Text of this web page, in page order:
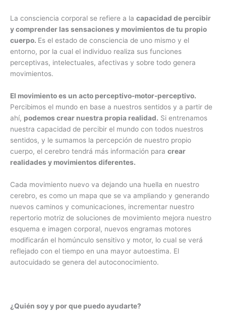
La consciencia corporal se refiere a la capacidad de percibir
y comprender las sensaciones y movimientos de tu propio
cuerpo. Es el estado de consciencia de uno mismo y el
entorno, por la cual el individuo realiza sus funciones
perceptivas, intelectuales, afectivas y sobre todo genera
movimientos.
El movimiento es un acto perceptivo-motor-perceptivo.
Percibimos el mundo en base a nuestros sentidos y a partir de
ahí, podemos crear nuestra propia realidad. Si entrenamos
nuestra capacidad de percibir el mundo con todos nuestros
sentidos, y le sumamos la percepción de nuestro propio
cuerpo, el cerebro tendrá más información para crear
realidades y movimientos diferentes.
Cada movimiento nuevo va dejando una huella en nuestro
cerebro, es como un mapa que se va ampliando y generando
nuevos caminos y comunicaciones, incrementar nuestro
repertorio motriz de soluciones de movimiento mejora nuestro
esquema e imagen corporal, nuevos engramas motores
modificarán el homúnculo sensitivo y motor, lo cual se verá
reflejado con el tiempo en una mayor autoestima. El
autocuidado se genera del autoconocimiento.
¿Quién soy y por que puedo ayudarte?